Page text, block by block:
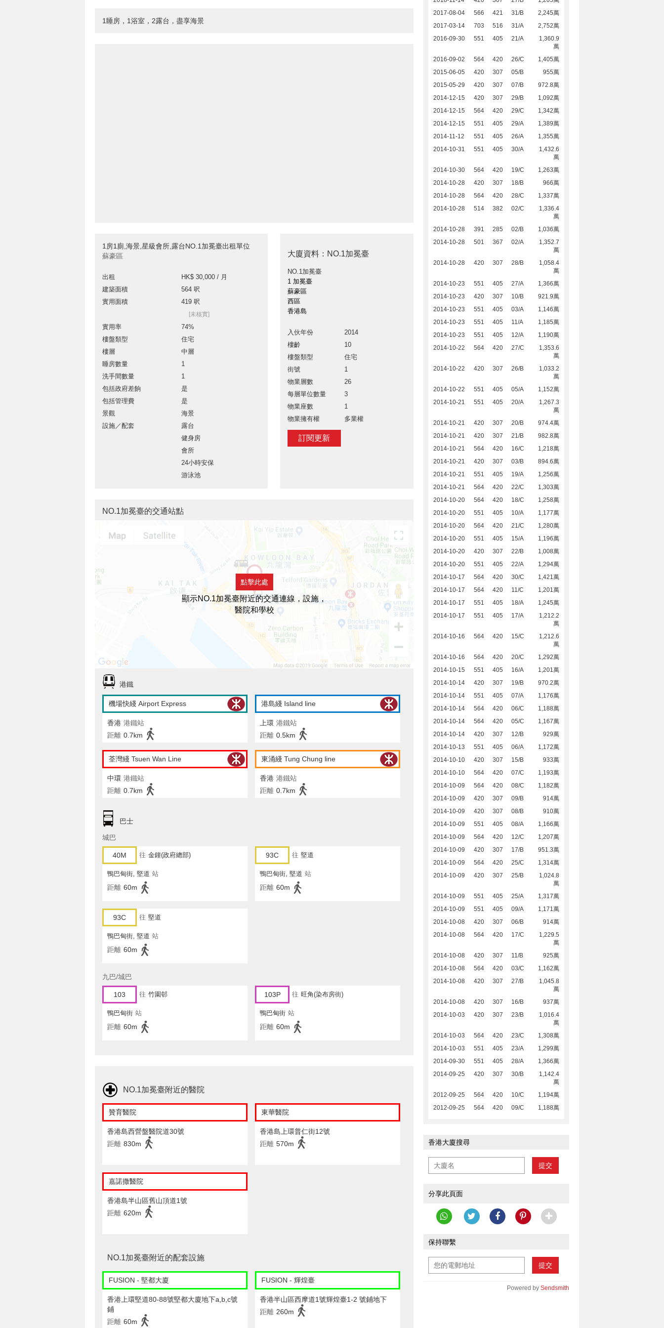
1睡房，1浴室，2露台，盡享海景
1房1廁,海景,星級會所,露台NO.1加冕臺出租單位
蘇豪區
出租
HK$ 30,000 / 月
建築面積
564 呎
實用面積
419 呎
[未核實]
實用率
74%
樓盤類型
住宅
樓層
中層
睡房數量
1
洗手間數量
1
包括政府差餉
是
包括管理費
是
景觀
海景
設施／配套
露台
健身房
會所
24小時安保
游泳池
大廈資料：NO.1加冕臺
NO.1加冕臺
1 加冕臺
蘇豪區
西區
香港島
入伙年份
2014
樓齡
10
樓盤類型
住宅
街號
1
物業層數
26
每層單位數量
3
物業座數
1
物業擁有權
多業權
訂閱更新
2017-08-04
566 421 31/B
2,245萬
2017-03-14
703 516 31/A
2,752萬
2016-09-30
551 405 21/A
1,360.9
萬
2016-09-02
564 420 26/C
1,405萬
2015-06-05
420 307 05/B
955萬
2015-05-29
420 307 07/B
972.8萬
2014-12-15
420 307 29/B
1,092萬
2014-12-15
564 420 29/C
1,342萬
2014-12-15
551 405 29/A
1,389萬
2014-11-12
551 405 26/A
1,355萬
2014-10-31
551 405 30/A
1,432.6
萬
2014-10-30
564 420 19/C
1,263萬
2014-10-28
420 307 18/B
966萬
2014-10-28
564 420 28/C
1,337萬
2014-10-28
514 382 02/C
1,336.4
萬
2014-10-28
391 285 02/B
1,036萬
2014-10-28
501 367 02/A
1,352.7
萬
2014-10-28
420 307 28/B
1,058.4
萬
2014-10-23
551 405 27/A
1,366萬
2014-10-23
420 307 10/B
921.9萬
2014-10-23
551 405 03/A
1,146萬
2014-10-23
551 405 11/A
1,185萬
2014-10-23
551 405 12/A
1,190萬
2014-10-22
564 420 27/C
1,353.6
萬
2014-10-22
420 307 26/B
1,033.2
萬
2014-10-22
551 405 05/A
1,152萬
2014-10-21
551 405 20/A
1,267.3
萬
2014-10-21
420 307 20/B
974.4萬
2014-10-21
420 307 21/B
982.8萬
2014-10-21
564 420 16/C
1,218萬
2014-10-21
420 307 03/B
894.6萬
2014-10-21
551 405 19/A
1,256萬
2014-10-21
564 420 22/C
1,303萬
2014-10-20
564 420 18/C
1,258萬
2014-10-20
551 405 10/A
1,177萬
2014-10-20
564 420 21/C
1,280萬
2014-10-20
551 405 15/A
1,196萬
2014-10-20
420 307 22/B
1,008萬
2014-10-20
551 405 22/A
1,294萬
2014-10-17
564 420 30/C
1,421萬
2014-10-17
564 420 11/C
1,201萬
2014-10-17
551 405 18/A
1,245萬
2014-10-17
551 405 17/A
1,212.2
萬
2014-10-16
564 420 15/C
1,212.6
萬
2014-10-16
564 420 20/C
1,292萬
2014-10-15
551 405 16/A
1,201萬
2014-10-14
420 307 19/B
970.2萬
2014-10-14
551 405 07/A
1,176萬
2014-10-14
564 420 06/C
1,188萬
2014-10-14
564 420 05/C
1,167萬
2014-10-14
420 307 12/B
929萬
2014-10-13
551 405 06/A
1,172萬
2014-10-10
420 307 15/B
933萬
2014-10-10
564 420 07/C
1,193萬
2014-10-09
564 420 08/C
1,182萬
2014-10-09
420 307 09/B
914萬
2014-10-09
420 307 08/B
910萬
2014-10-09
551 405 08/A
1,166萬
2014-10-09
564 420 12/C
1,207萬
2014-10-09
420 307 17/B
951.3萬
2014-10-09
564 420 25/C
1,314萬
2014-10-09
420 307 25/B
1,024.8
萬
2014-10-09
551 405 25/A
1,317萬
2014-10-09
551 405 09/A
1,171萬
2014-10-08
420 307 06/B
914萬
2014-10-08
564 420 17/C
1,229.5
萬
2014-10-08
420 307 11/B
925萬
2014-10-08
564 420 03/C
1,162萬
2014-10-08
420 307 27/B
1,045.8
萬
2014-10-08
420 307 16/B
937萬
2014-10-03
420 307 23/B
1,016.4
萬
2014-10-03
564 420 23/C
1,308萬
2014-10-03
551 405 23/A
1,299萬
2014-09-30
551 405 28/A
1,366萬
2014-09-25
420 307 30/B
1,142.4
萬
2012-09-25
564 420 10/C
1,194萬
2012-09-25
564 420 09/C 1,188萬
香港大廈搜尋
提交
分享此頁面
保持聯繫
提交
Powered by Sendsmith
NO.1加冕臺的交通站點
點擊此處
顯示NO.1加冕臺附近的交通連線，設施，
醫院和學校
港鐵
機場快綫 Airport Express
香港 港鐵站
距離 0.7km
港島綫 Island line
上環 港鐵站
距離 0.5km
荃灣綫 Tsuen Wan Line
中環 港鐵站
距離 0.7km
東涌綫 Tung Chung line
香港 港鐵站
距離 0.7km
巴士
城巴
40M 往 金鐘(政府總部)
鴨巴甸街, 堅道 站
距離 60m
93C 往 堅道
鴨巴甸街, 堅道 站
距離 60m
93C 往 堅道
鴨巴甸街, 堅道 站
距離 60m
九巴/城巴
103 往 竹園邨
鴨巴甸街 站
距離 60m
103P 往 旺角(染布房街)
鴨巴甸街 站
距離 60m
NO.1加冕臺附近的醫院
贊育醫院
香港島西營盤醫院道30號
距離 830m
東華醫院
香港島上環普仁街12號
距離 570m
嘉諾撒醫院
香港島半山區舊山頂道1號
距離 620m
NO.1加冕臺附近的配套設施
FUSION - 堅都大廈
香港上環堅道80-88號堅都大廈地下a,b,c號
鋪
距離 60m
FUSION - 輝煌臺
香港半山區西摩道1號輝煌臺1-2 號鋪地下
距離 260m